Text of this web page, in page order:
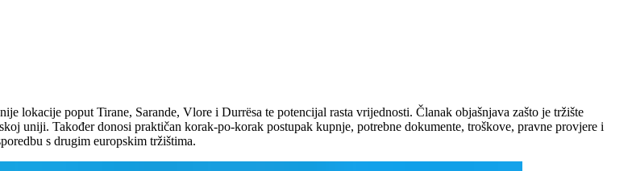
lokacije poput Tirane, Sarande, Vlore i Durrësa te potencijal rasta vrijednosti. Članak objašnjava zašto je tržište
uniji. Također donosi praktičan korak-po-korak postupak kupnje, potrebne dokumente, troškove, pravne provjere i
s drugim europskim tržištima.